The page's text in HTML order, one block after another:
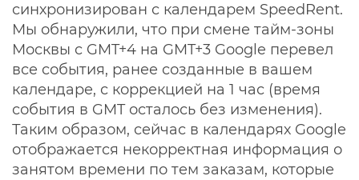
синхронизирован с календарем SpeedRent.
Мы обнаружили, что при смене тайм-зоны
Москвы с GMT+4 на GMT+3 Google перевел
все события, ранее созданные в вашем
календаре, с коррекцией на 1 час (время
события в GMT осталось без изменения).
Таким образом, сейчас в календарях Google
отображается некорректная информация о
занятом времени по тем заказам, которые